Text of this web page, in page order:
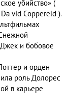
убийство» (
vid Coppereld ).
и бобовое
и орден
роль Долорес
в карьере